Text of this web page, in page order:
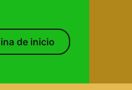
de inicio